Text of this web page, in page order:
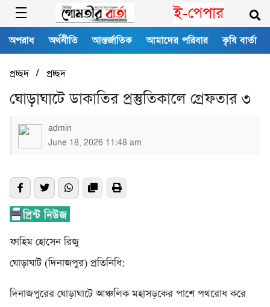
ই-পেপার
অপরাধ অর্থনীতি আন্তর্জাতিক আমাদের পরিবার কৃষি বার্তা
প্রচ্ছদ/ প্রচ্ছদ
ঘোড়াঘাটে ডাকাতির প্রস্তুতিকালে গ্রেফতার ৩
admin
June 18, 2026 11:48 am
ফাহিম হোসেন রিজু
ঘোড়াঘাট (দিনাজপুর) প্রতিনিধি:
দিনাজপুরের ঘোড়াঘাটে আঞ্চলিক মহাসড়কের পাশে পথরোধ করে